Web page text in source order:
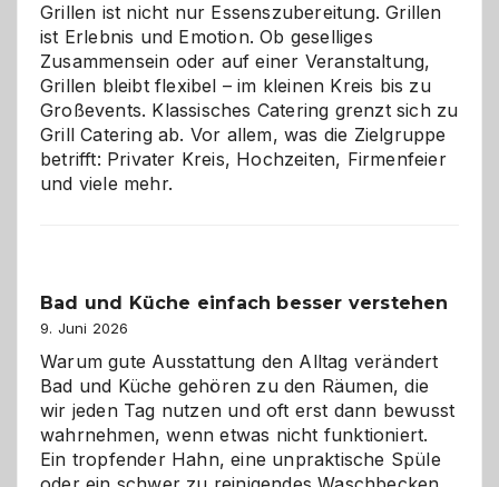
Grillen ist nicht nur Essenszubereitung. Grillen
ist Erlebnis und Emotion. Ob geselliges
Zusammensein oder auf einer Veranstaltung,
Grillen bleibt flexibel – im kleinen Kreis bis zu
Großevents. Klassisches Catering grenzt sich zu
Grill Catering ab. Vor allem, was die Zielgruppe
betrifft: Privater Kreis, Hochzeiten, Firmenfeier
und viele mehr.
Bad und Küche einfach besser verstehen
9. Juni 2026
Warum gute Ausstattung den Alltag verändert
Bad und Küche gehören zu den Räumen, die
wir jeden Tag nutzen und oft erst dann bewusst
wahrnehmen, wenn etwas nicht funktioniert.
Ein tropfender Hahn, eine unpraktische Spüle